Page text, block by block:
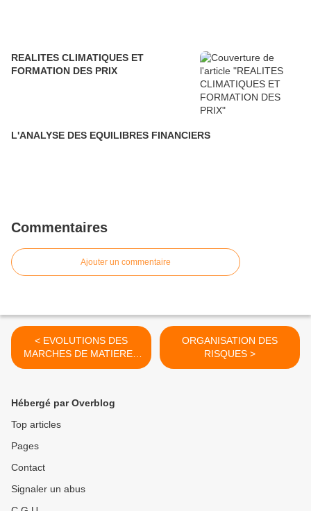
REALITES CLIMATIQUES ET
FORMATION DES PRIX
L'ANALYSE DES EQUILIBRES FINANCIERS
Commentaires
Ajouter un commentaire
< EVOLUTIONS DES
MARCHES DE MATIERES
PREMIERES
ORGANISATION DES
RISQUES >
Hébergé par Overblog
Top articles
Pages
Contact
Signaler un abus